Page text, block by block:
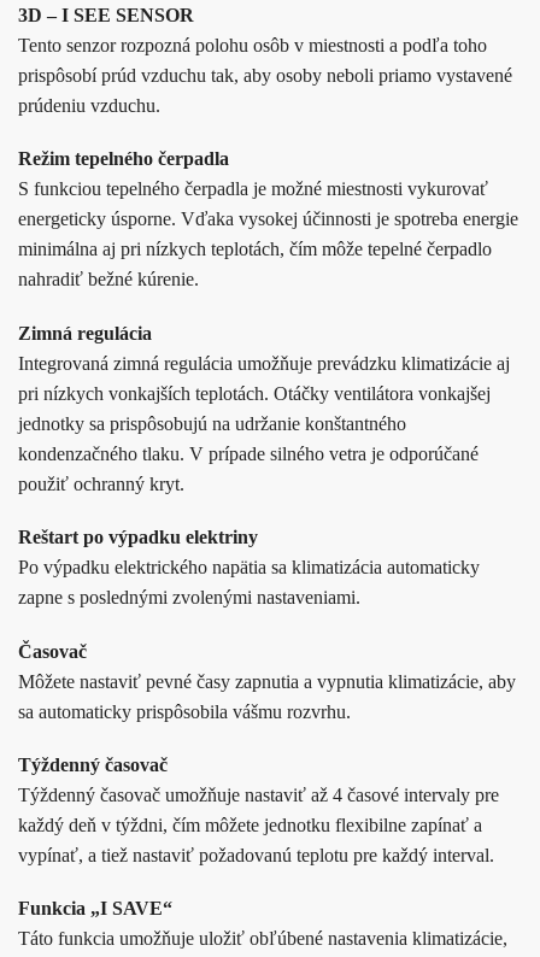
3D – I SEE SENSOR
Tento senzor rozpozná polohu osôb v miestnosti a podľa toho
prispôsobí prúd vzduchu tak, aby osoby neboli priamo vystavené
prúdeniu vzduchu.
Režim tepelného čerpadla
S funkciou tepelného čerpadla je možné miestnosti vykurovať
energeticky úsporne. Vďaka vysokej účinnosti je spotreba energie
minimálna aj pri nízkych teplotách, čím môže tepelné čerpadlo
nahradiť bežné kúrenie.
Zimná regulácia
Integrovaná zimná regulácia umožňuje prevádzku klimatizácie aj
pri nízkych vonkajších teplotách. Otáčky ventilátora vonkajšej
jednotky sa prispôsobujú na udržanie konštantného
kondenzačného tlaku. V prípade silného vetra je odporúčané
použiť ochranný kryt.
Reštart po výpadku elektriny
Po výpadku elektrického napätia sa klimatizácia automaticky
zapne s poslednými zvolenými nastaveniami.
Časovač
Môžete nastaviť pevné časy zapnutia a vypnutia klimatizácie, aby
sa automaticky prispôsobila vášmu rozvrhu.
Týždenný časovač
Týždenný časovač umožňuje nastaviť až 4 časové intervaly pre
každý deň v týždni, čím môžete jednotku flexibilne zapínať a
vypínať, a tiež nastaviť požadovanú teplotu pre každý interval.
Funkcia „I SAVE“
Táto funkcia umožňuje uložiť obľúbené nastavenia klimatizácie,